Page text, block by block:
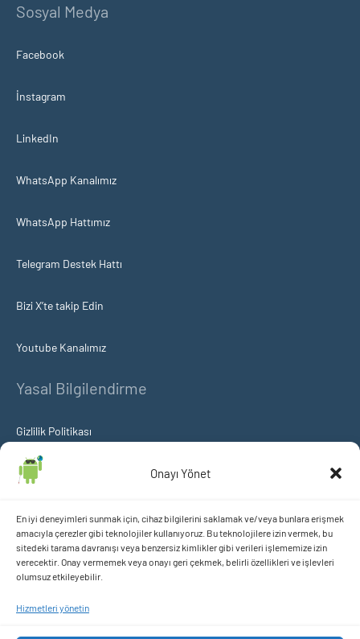
Onayı Yönet
En iyi deneyimleri sunmak için, cihaz bilgilerini saklamak ve/veya bunlara erişmek
amacıyla çerezler gibi teknolojiler kullanıyoruz. Bu teknolojilere izin vermek, bu
sitedeki tarama davranışı veya benzersiz kimlikler gibi verileri işlememize izin
verecektir. Onay vermemek veya onayı geri çekmek, belirli özellikleri ve işlevleri
olumsuz etkileyebilir.
Hizmetleri yönetin
Sosyal Medya
Facebook
İnstagram
LinkedIn
WhatsApp Kanalımız
WhatsApp Hattımız
Telegram Destek Hattı
Bizi X’te takip Edin
Youtube Kanalımız
Yasal Bilgilendirme
Gizlilik Politikası
Çerez Politikası
KVKK Aydınlatma ve Açık Rıza Metni
içeriklerimizi takip etmek istermisiniz?